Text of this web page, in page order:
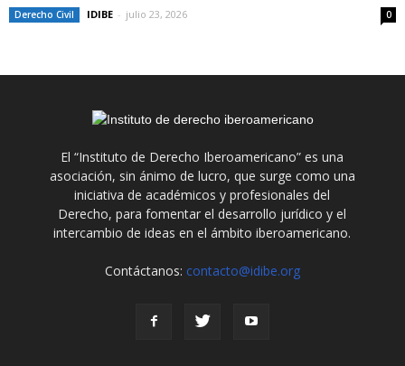
Derecho Civil IDIBE - julio 23, 2026 0
El “Instituto de Derecho Iberoamericano” es una
asociación, sin ánimo de lucro, que surge como una
iniciativa de académicos y profesionales del
Derecho, para fomentar el desarrollo jurídico y el
intercambio de ideas en el ámbito iberoamericano.
Contáctanos: contacto@idibe.org